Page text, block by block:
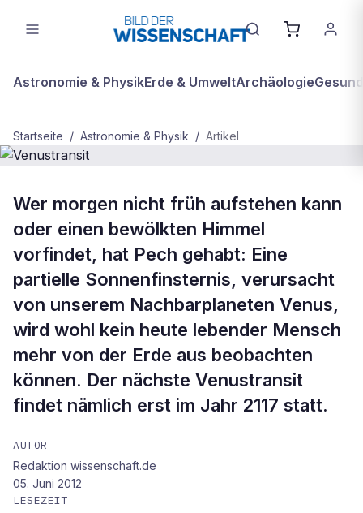
Astronomie & PhysikErde & UmweltArchäologie
Startseite / Astronomie & Physik / Artikel
Venustransit
Wer morgen nicht früh aufstehen kann
oder einen bewölkten Himmel
vorfindet, hat Pech gehabt: Eine
partielle Sonnenfinsternis, verursacht
von unserem Nachbarplaneten Venus,
wird wohl kein heute lebender Mensch
mehr von der Erde aus beobachten
können. Der nächste Venustransit
findet nämlich erst im Jahr 2117 statt.
AUTOR
Redaktion wissenschaft.de
05. Juni 2012
LESEZEIT